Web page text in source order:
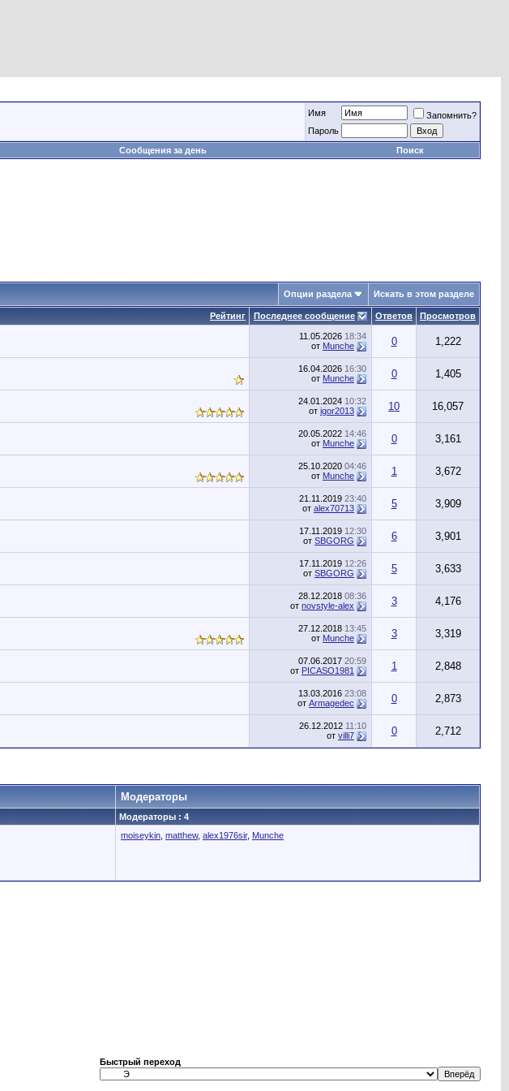
Имя
Запомнить?
Пароль
Сообщения за день Поиск
Опции раздела Искать в этом разделе
Рейтинг Последнее сообщение Ответов Просмотров
11.05.2026 18:34
от Munche 0 1,222
16.04.2026 16:30
от Munche 0 1,405
24.01.2024 10:32
от igor2013 10 16,057
20.05.2022 14:46
от Munche 0 3,161
25.10.2020 04:46
от Munche 1 3,672
21.11.2019 23:40
от alex70713 5 3,909
17.11.2019 12:30
от SBGORG 6 3,901
17.11.2019 12:26
от SBGORG 5 3,633
28.12.2018 08:36
от novstyle-alex 3 4,176
27.12.2018 13:45
от Munche 3 3,319
07.06.2017 20:59
от PICASO1981 1 2,848
13.03.2016 23:08
от Armagedec 0 2,873
26.12.2012 11:10
от villi7 0 2,712
Модераторы
Модераторы : 4
moiseykin matthew, alex1976sir, Munche
Быстрый переход